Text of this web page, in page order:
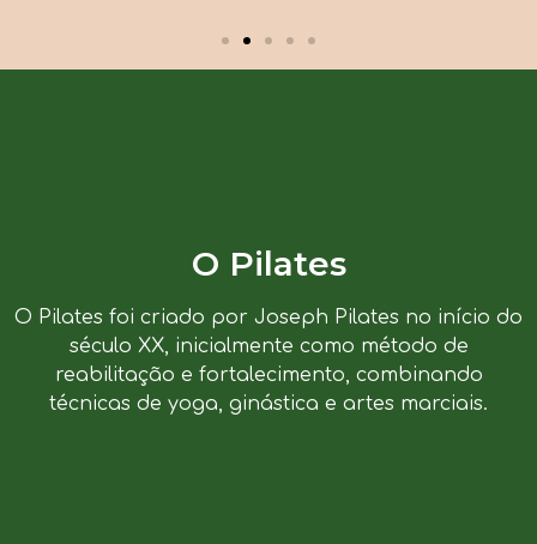
O Pilates
O Pilates foi criado por Joseph Pilates no início do
século XX, inicialmente como método de
reabilitação e fortalecimento, combinando
técnicas de yoga, ginástica e artes marciais.